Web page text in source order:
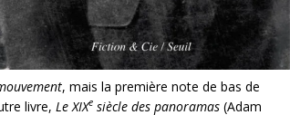
, mais la première note de bas de
livre, Le XIXe siècle des panoramas (Adam